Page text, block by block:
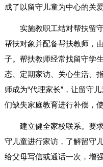
成了以留守儿童为中心的关爱
实施教职工结对帮扶留
帮扶对象并配备帮扶教师，
子。帮扶教师经常找留守学
态、定期家访、关心生活、
师成为“代理家长”，让留守
们缺失家庭教育进行补偿，
建立健全家校联系。要
守儿童进行家访，了解留守
给父母写信或通话一次，增